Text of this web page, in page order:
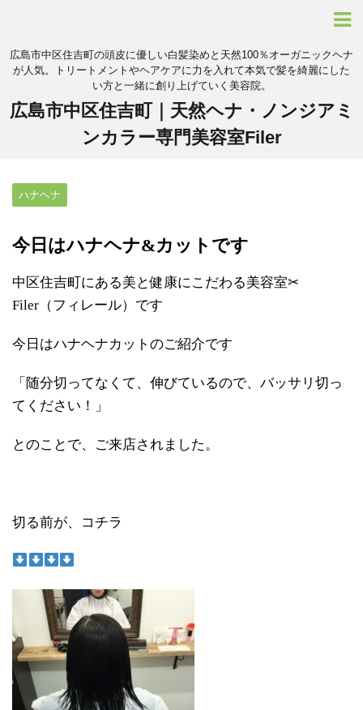
広島市中区住吉町の頭皮に優しい白髪染めと天然100％オーガニックヘナ
が人気。トリートメントやヘアケアに力を入れて本気で髪を綺麗にした
い方と一緒に創り上げていく美容院。
広島市中区住吉町｜天然ヘナ・ノンジアミ
ンカラー専門美容室Filer
ハナヘナ
今日はハナヘナ&カットです
中区住吉町にある美と健康にこだわる美容室✂︎
Filer（フィレール）です
今日はハナヘナカットのご紹介です
「随分切ってなくて、伸びているので、バッサリ切っ
てください！」
とのことで、ご来店されました。
切る前が、コチラ